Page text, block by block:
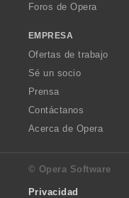
Foros de Opera
EMPRESA
Ofertas de trabajo
Sé un socio
Prensa
Contáctanos
Acerca de Opera
© Opera Software
Privacidad